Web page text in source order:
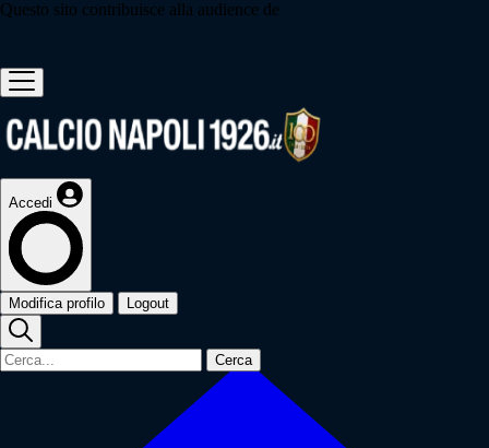
Questo sito contribuisce alla audience de
Accedi
Modifica profilo Logout
Cerca